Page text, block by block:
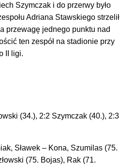
Szymczak i do przerwy było
Adriana Stawskiego strzelił
przewagę jednego punktu nad
ten zespół na stadionie przy
II ligi.
(34.), 2:2 Szymczak (40.), 2:3
Sławek – Kona, Szumilas (75.
(75. Bojas), Rak (71.